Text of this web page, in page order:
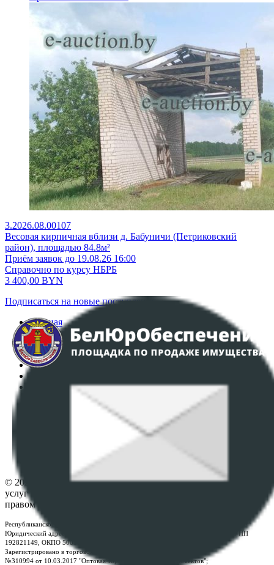
3.2026.08.00107
Весовая кирпичная вблизи д. Бабуничи (Петриковский
район), площадью 84.8м²
Приём заявок до 19.08.26 16:00
Справочно по курсу НБРБ
3 400,00 BYN
Подписаться на новые поступления
Главная
Аукционы
Интернет-магазин
Регламент организации и проведения торгов
Политика в отношении обработки персональных
ПОЛОЖЕНИЕ О ПОЛИТИКЕ ОБРАБОТКИ COOKIE-
Настройки cookie-файлов
© 2026 Республиканское унитарное предприятие по оказанию
услуг "БелЮрОбеспечение" - Все права защищены авторским
правом
Республиканское унитарное предприятие по оказанию услуг "БелЮрОбеспечение"
Юридический адрес: г. Минск, пр-т. Дзержинского, 1Б, e-mail:
, УНП
192821149, ОКПО 500111895000
Зарегистрировано в торговом реестре Республики Беларусь:
№310994 от 10.03.2017 "Оптовая торговля без торговых объектов";